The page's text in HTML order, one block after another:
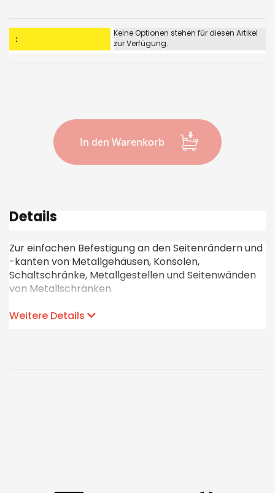
gallery
Gruppiert
Produkte
-
Keine Optionen stehen für diesen Artikel
zur Verfügung.
In den Warenkorb
Details
Zur einfachen Befestigung an den Seitenrändern und
-kanten von Metallgehäusen, Konsolen,
Schaltschränke, Metallgestellen und Seitenwänden
von Metallschränken.
Bitte beachten Sie beim Bestellen die
Weitere Details